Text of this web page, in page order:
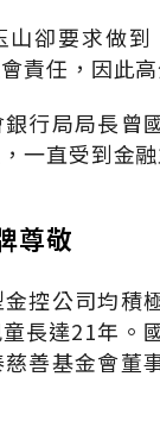
山卻要求做
責任，因此
行局局長曾
一直受到金
尊敬
控公司均積
長達21年。
善基金會董